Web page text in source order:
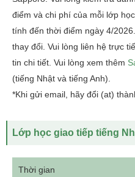
điểm và chi phí của mỗi lớp
tính đến thời điểm ngày 4/
thay đổi. Vui lòng liên hệ trực
tin chi tiết. Vui lòng xem thêm
(tiếng Nhật và tiếng Anh).
*Khi gửi email, hãy đổi (at)
Lớp học giao tiếp tiếng
Thời gian